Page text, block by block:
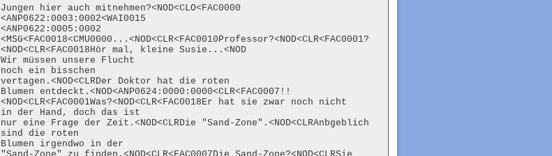
Jungen hier auch mitnehmen?<NOD<CLO<FAC0000
<ANP0622:0003:0002<WAI0015
<ANP0622:0005:0002
<MSG<FAC0018<CMU0000...<NOD<CLR<FAC0010Professor?<NOD<CLR<FAC0001?
<NOD<CLR<FAC0018Hör mal, kleine Susie...<NOD
Wir müssen unsere Flucht
noch ein bisschen
vertagen.<NOD<CLRDer Doktor hat die roten
Blumen entdeckt.<NOD<ANP0624:0000:0000<CLR<FAC0007!!
<NOD<CLR<FAC0001Was?<NOD<CLR<FAC0018Er hat sie zwar noch nicht
in der Hand, doch das ist
nur eine Frage der Zeit.<NOD<CLRDie "Sand-Zone".<NOD<CLRAnbgeblich
sind die roten
Blumen irgendwo in der